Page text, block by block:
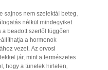
sajnos nem szelektál beteg,
nélkül mindegyiket
a beadott szertől függően
a hormonok
vezet. Az orvosi
jár, mint a természetes
hogy a tünetek hirtelen,